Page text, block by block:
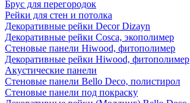
Брус для перегородок
Рейки для стен и потолка
Декоративные рейки Decor Dizayn
Декоративные рейки Cosca, экополимер
Стеновые панели Hiwood, фитополимер
Декоративные рейки Hiwood, фитополимер
Акустические панели
Стеновые панели Bello Deco, полистирол
Стеновые панели под покраску